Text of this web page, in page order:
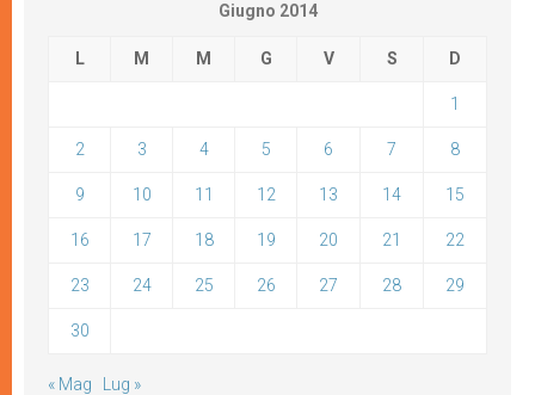
Giugno 2014
L M M G V S D
1
2 3 4 5 6 7 8
9 10 11 12 13 14 15
16 17 18 19 20 21 22
23 24 25 26 27 28 29
30
« Mag Lug »